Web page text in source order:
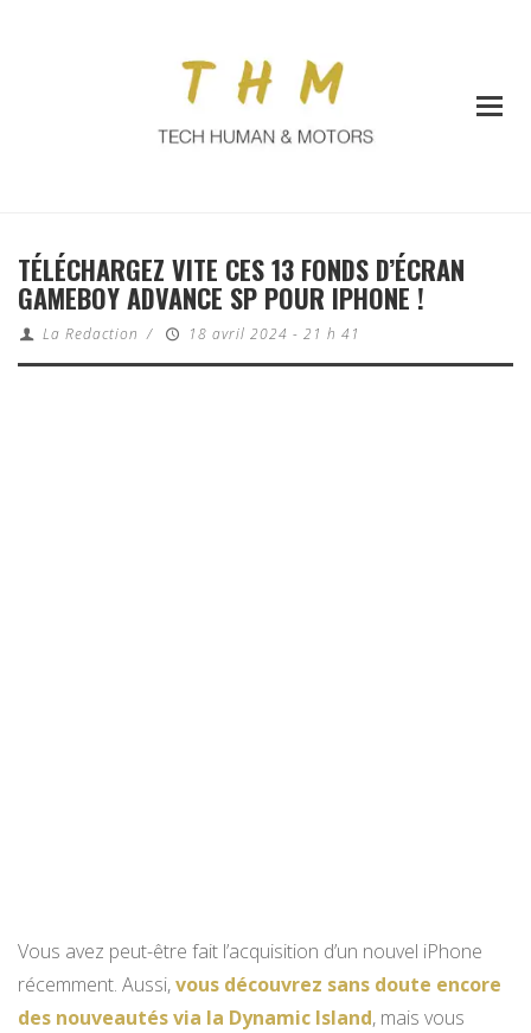
TÉLÉCHARGEZ VITE CES 13 FONDS D’ÉCRAN
GAMEBOY ADVANCE SP POUR IPHONE !
La Redaction / 18 avril 2024 - 21 h 41
Vous avez peut-être fait l’acquisition d’un nouvel iPhone
récemment. Aussi,vous découvrez sans doute encore
des nouveautés via la Dynamic Island, mais vous